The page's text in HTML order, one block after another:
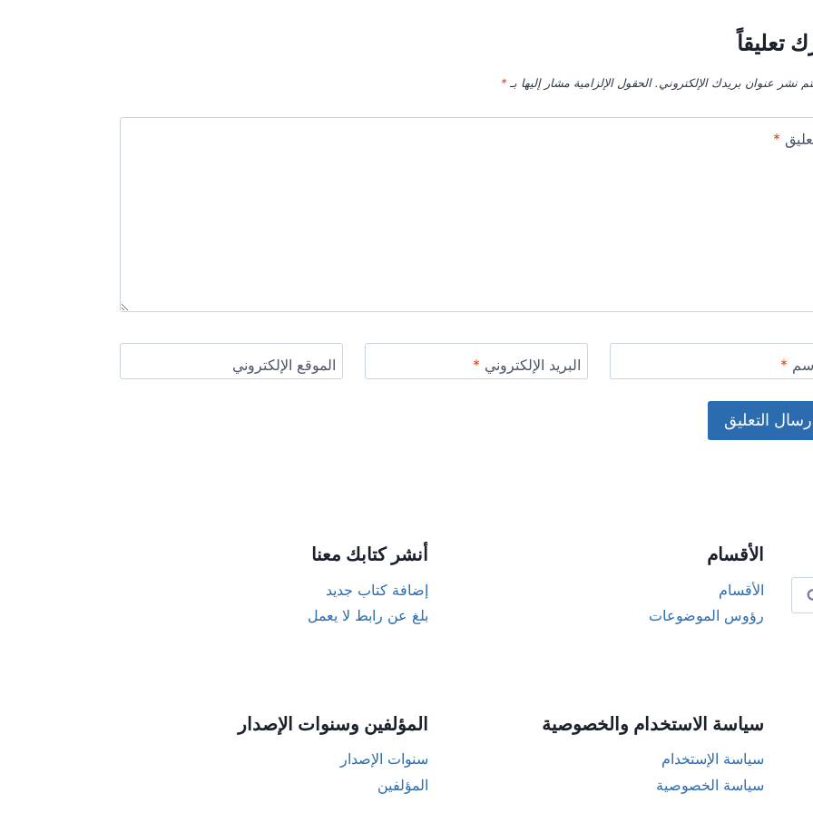
تعليقاً
نشر عنوان بريدك الإلكتروني. الحقول الإلزامية مشار إليها بـ*
*
* البريد الإلكتروني * الموقع الإلكتروني
الأقسام
الأقسام
رؤوس الموضوعات
أنشر كتابك معنا
إضافة كتاب جديد
بلغ عن رابط لا يعمل
سياسة الاستخدام والخصوصية
سياسة الإستخدام
سياسة الخصوصية
المؤلفين وسنوات الإصدار
سنوات الإصدار
المؤلفين